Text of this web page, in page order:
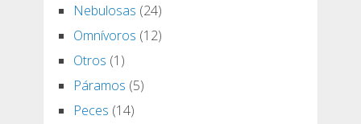
Nebulosas (24)
Omnívoros (12)
Otros (1)
Páramos (5)
Peces (14)